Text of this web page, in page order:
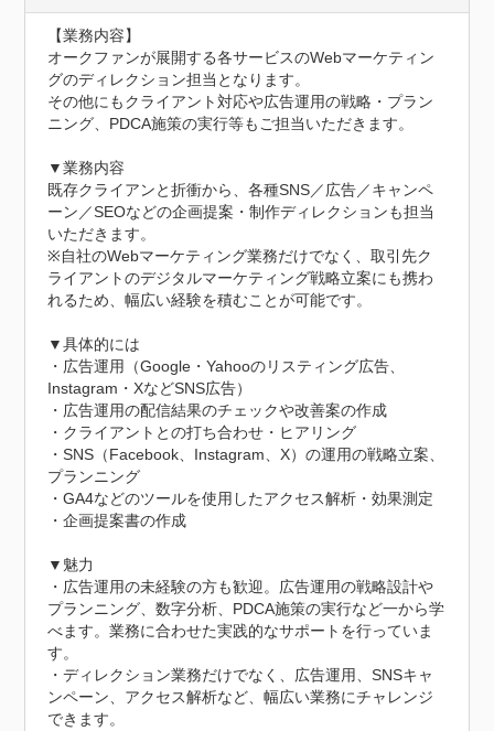
【業務内容】
オークファンが展開する各サービスのWebマーケティン
グのディレクション担当となります。
その他にもクライアント対応や広告運用の戦略・プラン
ニング、PDCA施策の実行等もご担当いただきます。
▼業務内容
既存クライアンと折衝から、各種SNS／広告／キャンペ
ーン／SEOなどの企画提案・制作ディレクションも担当
いただきます。
※自社のWebマーケティング業務だけでなく、取引先ク
ライアントのデジタルマーケティング戦略立案にも携わ
れるため、幅広い経験を積むことが可能です。
▼具体的には
・広告運用（Google・Yahooのリスティング広告、
Instagram・XなどSNS広告）
・広告運用の配信結果のチェックや改善案の作成
・クライアントとの打ち合わせ・ヒアリング
・SNS（Facebook、Instagram、X）の運用の戦略立案、
プランニング
・GA4などのツールを使用したアクセス解析・効果測定
・企画提案書の作成
▼魅力
・広告運用の未経験の方も歓迎。広告運用の戦略設計や
プランニング、数字分析、PDCA施策の実行など一から学
べます。業務に合わせた実践的なサポートを行っていま
す。
・ディレクション業務だけでなく、広告運用、SNSキャ
ンペーン、アクセス解析など、幅広い業務にチャレンジ
できます。